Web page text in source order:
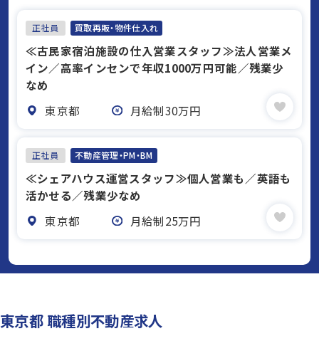
正社員 買取再販・物件仕入れ
≪古民家宿泊施設の仕入営業スタッフ≫法人営業メ
イン／高率インセンで年収1000万円可能／残業少
なめ
東京都
月給制30万円
正社員 不動産管理・PM・BM
≪シェアハウス運営スタッフ≫個人営業も／英語も
活かせる／残業少なめ
東京都
月給制25万円
東京都 職種別不動産求人